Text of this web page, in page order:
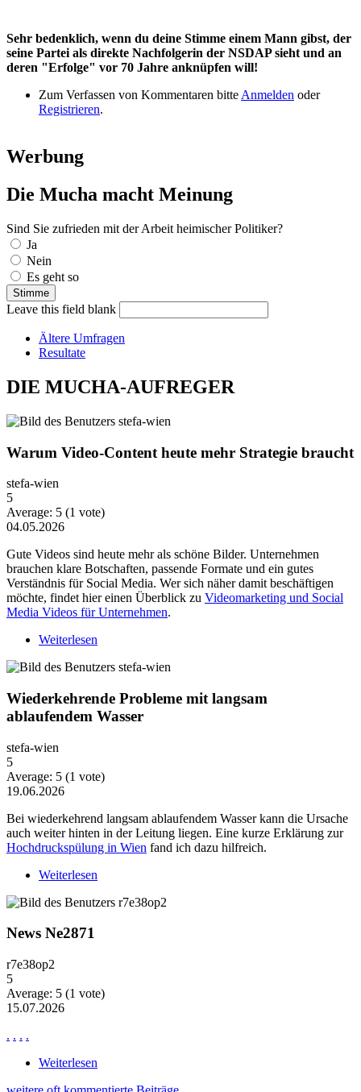
Sehr bedenklich, wenn du deine Stimme einem Mann gibst, der
seine Partei als direkte Nachfolgerin der NSDAP sieht und an
deren "Erfolge" vor 70 Jahre anknüpfen will!
Zum Verfassen von Kommentaren bitte Anmelden oder
Registrieren.
Werbung
Die Mucha macht Meinung
Sind Sie zufrieden mit der Arbeit heimischer Politiker?
Auswahlmöglichkeiten
Ja
Nein
Es geht so
Leave this field blank
Ältere Umfragen
Resultate
DIE MUCHA-AUFREGER
Warum Video-Content heute mehr Strategie braucht
stefa-wien
5
Average: 5 (1 vote)
04.05.2026
Gute Videos sind heute mehr als schöne Bilder. Unternehmen
brauchen klare Botschaften, passende Formate und ein gutes
Verständnis für Social Media. Wer sich näher damit beschäftigen
möchte, findet hier einen Überblick zu Videomarketing und Social
Media Videos für Unternehmen.
Weiterlesen
Wiederkehrende Probleme mit langsam
ablaufendem Wasser
stefa-wien
5
Average: 5 (1 vote)
19.06.2026
Bei wiederkehrend langsam ablaufendem Wasser kann die Ursache
auch weiter hinten in der Leitung liegen. Eine kurze Erklärung zur
Hochdruckspülung in Wien fand ich dazu hilfreich.
Weiterlesen
News Ne2871
r7e38op2
5
Average: 5 (1 vote)
15.07.2026
. . . .
Weiterlesen